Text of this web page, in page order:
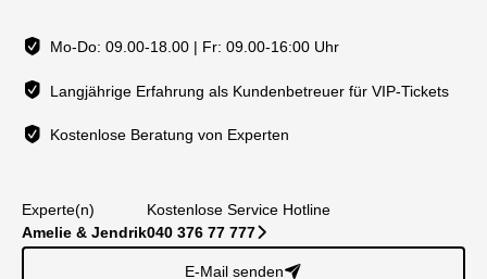
Mo-Do: 09.00-18.00 | Fr: 09.00-16:00 Uhr
Langjährige Erfahrung als Kundenbetreuer für VIP-Tickets
Kostenlose Beratung von Experten
Experte(n)
Amelie & Jendrik
Kostenlose Service Hotline
040 376 77 777􀆊
E-Mail senden􀈠